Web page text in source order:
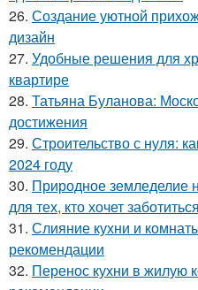
26. Создание уютной
дизайн
27. Удобные решения для
квартире
28. Татьяна Буланова:
достижения
29. Строительство с нуля:
2024 году
30. Природное земледелие
для тех, кто хочет
31. Слияние кухни и
рекомендации
32. Перенос кухни в жилую